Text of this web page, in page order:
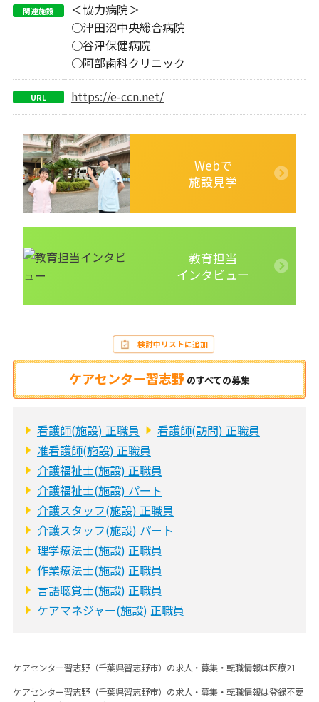
関連施設
＜協力病院＞
○津田沼中央総合病院
○谷津保健病院
○阿部歯科クリニック
URL https://e-ccn.net/
Webで
施設見学
教育担当
インタビュー
ケアセンター習志野 のすべての募集
検討中リストに追加
看護師(施設) 正職員
看護師(訪問) 正職員
准看護師(施設) 正職員
介護福祉士(施設) 正職員
介護福祉士(施設) パート
介護スタッフ(施設) 正職員
介護スタッフ(施設) パート
理学療法士(施設) 正職員
作業療法士(施設) 正職員
言語聴覚士(施設) 正職員
ケアマネジャー(施設) 正職員
ケアセンター習志野（千葉県習志野市）の求人・募集・転職情報は医療21
ケアセンター習志野（千葉県習志野市）の求人・募集・転職情報は登録不要